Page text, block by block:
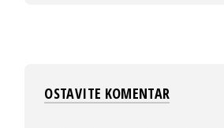
OSTAVITE KOMENTAR